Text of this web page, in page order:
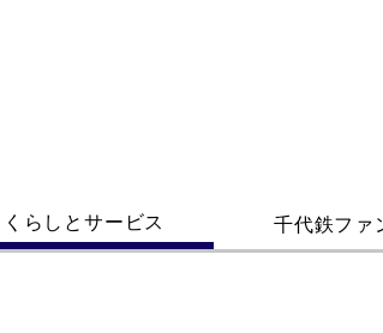
くらしとサービス 千代鉄ファ